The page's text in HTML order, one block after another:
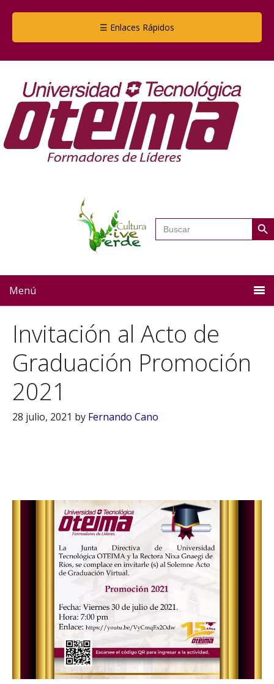
☰ Enlaces Rápidos
Buscar: Botón
Menú
Invitación al Acto de
Graduación Promoción
2021
28 julio, 2021 by Fernando Cano